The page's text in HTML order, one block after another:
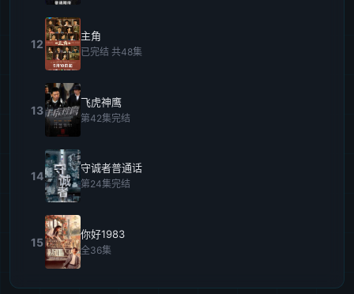
12
主角
已完结 共48集
13
飞虎神鹰
第42集完结
14
守诚者普通话
第24集完结
15
你好1983
全36集